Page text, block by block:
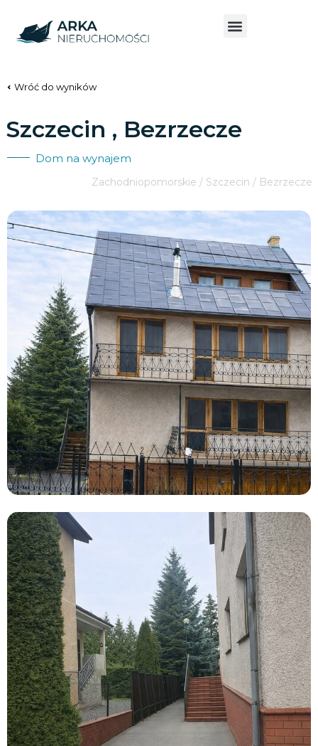
Wróć do wyników
Szczecin , Bezrzecze
Dom na wynajem
Zachodniopomorskie / Szczecin / Bezrzecze
Zobacz wszystkie